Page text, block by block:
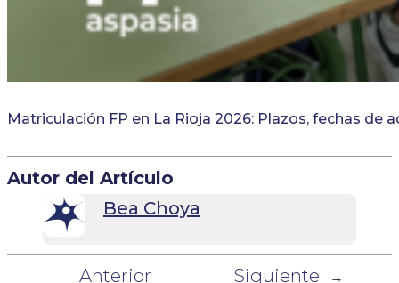
Matriculación FP en La Rioja 2026: Plazos, fechas de
Autor del Artículo
Bea Choya
Anterior Siguiente →